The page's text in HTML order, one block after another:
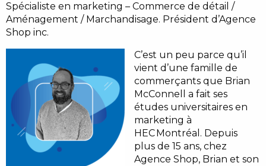
Spécialiste en marketing – Commerce de détail /
Aménagement / Marchandisage. Président d’Agence
Shop inc.
C’est un peu parce qu’il
vient d’une famille de
commerçants que Brian
McConnell a fait ses
études universitaires en
marketing à
HEC Montréal. Depuis
plus de 15 ans, chez
Agence Shop, Brian et son